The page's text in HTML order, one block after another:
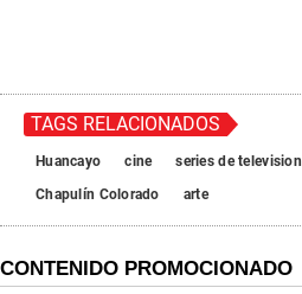
TAGS RELACIONADOS
Huancayo cine series de television
Chapulín Colorado
arte